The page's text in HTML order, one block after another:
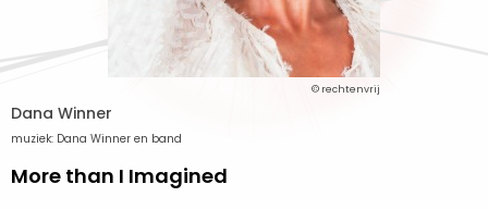
© rechtenvrij
Dana Winner
muziek: Dana Winner en band
More than I Imagined